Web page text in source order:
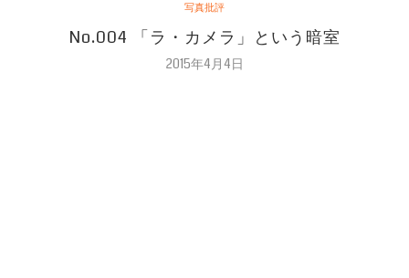
写真批評
No.004 「ラ・カメラ」という暗室
2015年4月4日